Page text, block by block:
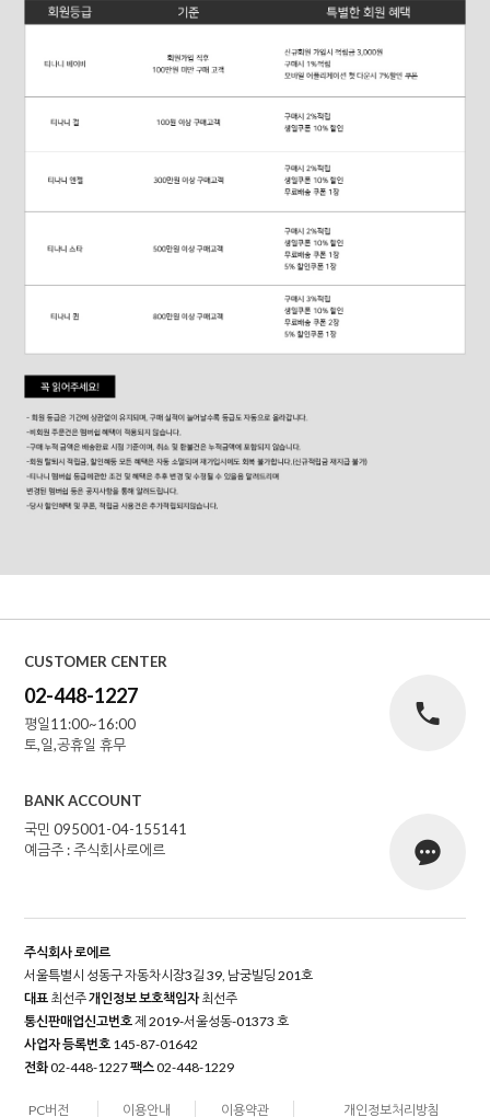
CUSTOMER CENTER
02-448-1227
평일11:00~16:00
토,일,공휴일 휴무
BANK ACCOUNT
국민 095001-04-155141
예금주 : 주식회사로에르
주식회사 로에르
서울특별시 성동구 자동차시장3길 39, 남궁빌딩 201호
대표 최선주개인정보 보호책임자최선주
통신판매업신고번호제 2019-서울성동-01373 호
사업자 등록번호 145-87-01642
전화02-448-1227팩스02-448-1229
PC버전 이용안내 이용약관 개인정보처리방침